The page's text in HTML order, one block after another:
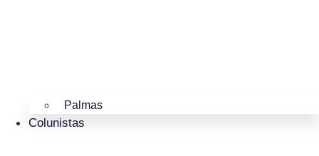
Palmas
Colunistas